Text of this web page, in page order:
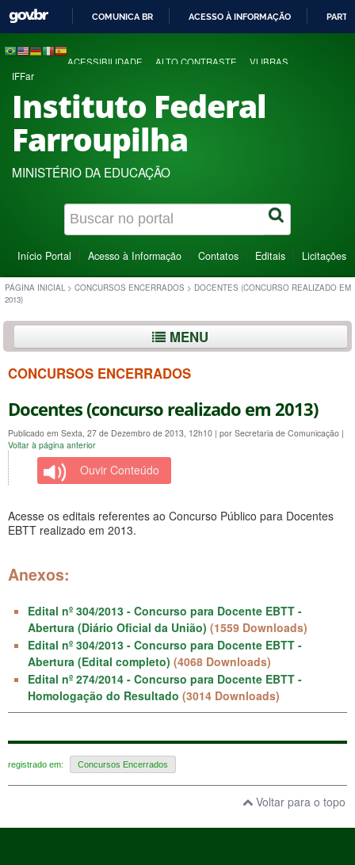
COMUNICA BR ACESSO À INFORMAÇÃO
ACESSIBILIDADE ALTO CONTRASTE VLIBRAS
IFFar
Instituto Federal
Farroupilha
MINISTÉRIO DA EDUCAÇÃO
Início Portal Acesso à Informação Contatos Editais Licitações
PÁGINA INICIAL > CONCURSOS ENCERRADOS > DOCENTES (CONCURSO REALIZADO EM
2013)
MENU
CONCURSOS ENCERRADOS
Docentes (concurso realizado em 2013)
Publicado em Sexta, 27 de Dezembro de 2013, 12h10 | por Secretaria de Comunicação |
Voltar à página anterior
Ouvir Conteúdo
Acesse os editais referentes ao Concurso Público para Docentes
EBTT realizado em 2013.
Anexos:
Edital nº 304/2013 - Concurso para Docente EBTT -
Abertura (Diário Oficial da União) (1559 Downloads)
Edital nº 304/2013 - Concurso para Docente EBTT -
Abertura (Edital completo) (4068 Downloads)
Edital nº 274/2014 - Concurso para Docente EBTT -
Homologação do Resultado (3014 Downloads)
registrado em: Concursos Encerrados
Voltar para o topo